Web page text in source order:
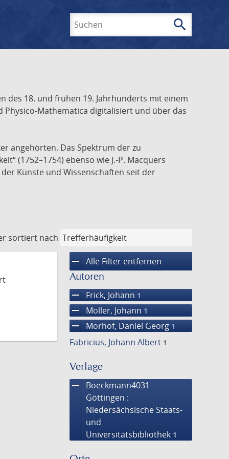
search
des 18. und frühen 19. Jahrhunderts mit einem
Physico-Mathematica digitalisiert und über das
angehörten. Das Spektrum der zu
(1752–1754) ebenso wie J.-P. Macquers
Künste und Wissenschaften seit der
sortiert nach
remove Alle Filter entfernen
Autoren
remove Frick, Johann 1
remove Moller, Johann 1
remove Morhof, Daniel Georg 1
Fabricius, Johann Albert 1
Verlage
remove
Boeckmann4031
Göttingen :
Niedersächsische Staats-
und
Universitätsbibliothek 1